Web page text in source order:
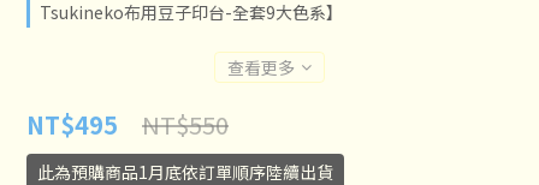
Tsukineko布用豆子印台-全套9大色系】
查看更多
NT$495 NT$550
此為預購商品1月底依訂單順序陸續出貨